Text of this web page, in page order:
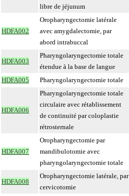
libre de jéjunum
HDFA002
Oropharyngectomie latérale
avec amygdalectomie, par
abord intrabuccal
HDFA003
Pharyngolaryngectomie totale
étendue à la base de langue
HDFA005 Pharyngolaryngectomie totale
HDFA006
Pharyngolaryngectomie totale
circulaire avec rétablissement
de continuité par coloplastie
rétrosternale
HDFA007
Oropharyngectomie par
mandibulotomie avec
pharyngolaryngectomie totale
HDFA008
Oropharyngectomie latérale, par
cervicotomie